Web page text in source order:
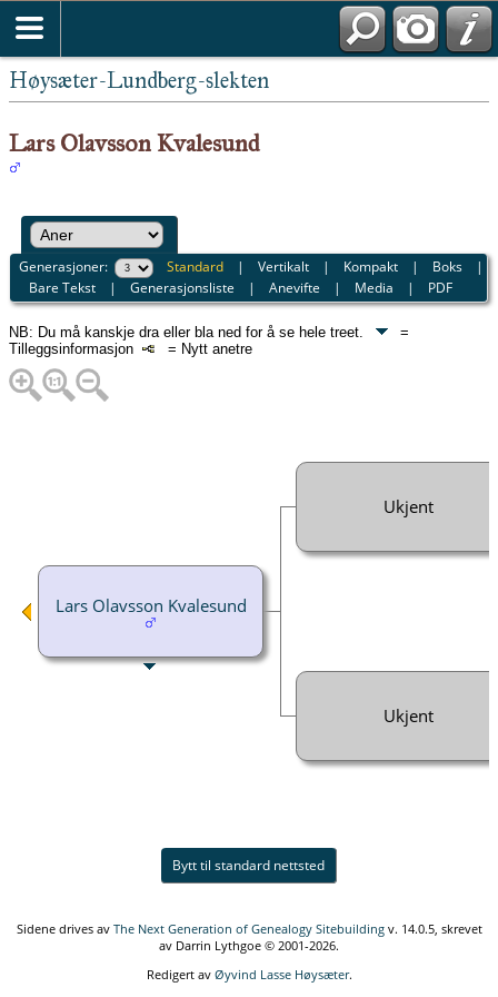
Høysæter-Lundberg-slekten
Lars Olavsson Kvalesund
Generasjoner: Standard |Vertikalt | Kompakt | Boks |
Bare Tekst |Generasjonsliste |Anevifte | Media | PDF
NB: Du må kanskje dra eller bla ned for å se hele treet.
=
Tilleggsinformasjon
= Nytt anetre
Lars Olavsson Kvalesund
Ukjent
Ukjent
Bytt til standard nettsted
Sidene drives av The Next Generation of Genealogy Sitebuildingv. 14.0.5, skrevet
av Darrin Lythgoe © 2001-2026.
Redigert av Øyvind Lasse Høysæter.